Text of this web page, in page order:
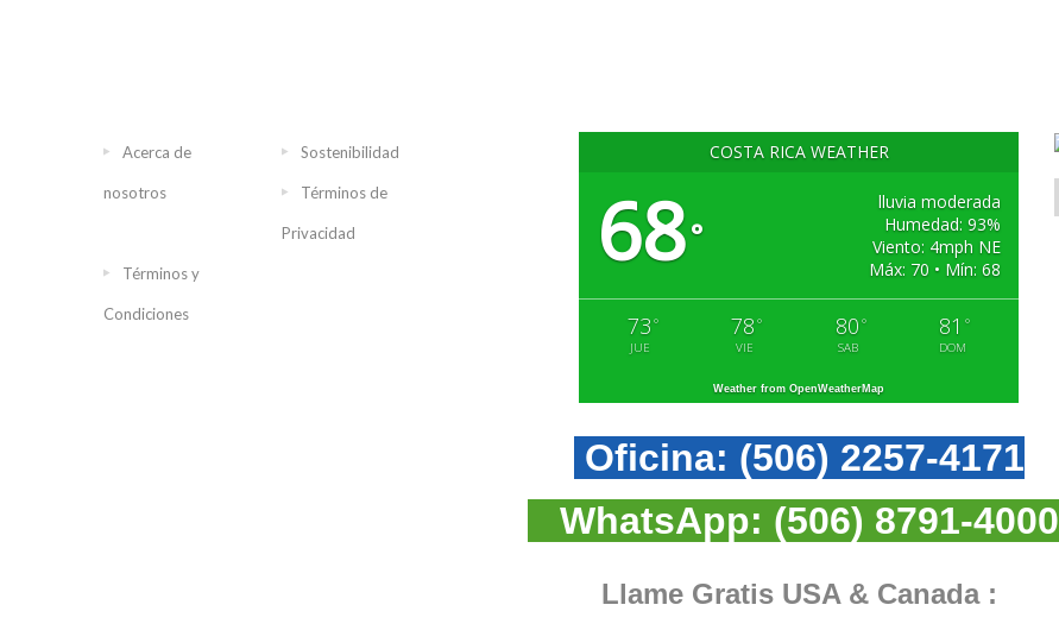
Acerca de
nosotros
Sostenibilidad
Términos de
Privacidad
Términos y
Condiciones
COSTA RICA WEATHER
68°
lluvia moderada
Humedad: 93%
Viento: 4mph NE
Máx: 70 • Mín: 68
73 °
JUE
78 °
VIE
80 °
SAB
81 °
DOM
Weather from OpenWeatherMap
Oficina: (506) 2257-4171
WhatsApp: (506) 8791-4000
Llame Gratis USA & Canada :